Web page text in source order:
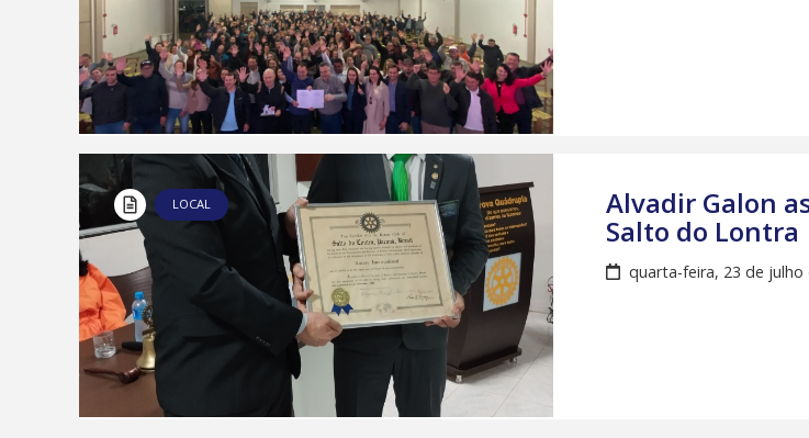
LOCAL Alvadir Galon
Salto do Lontra
quarta-feira, 23 de julho